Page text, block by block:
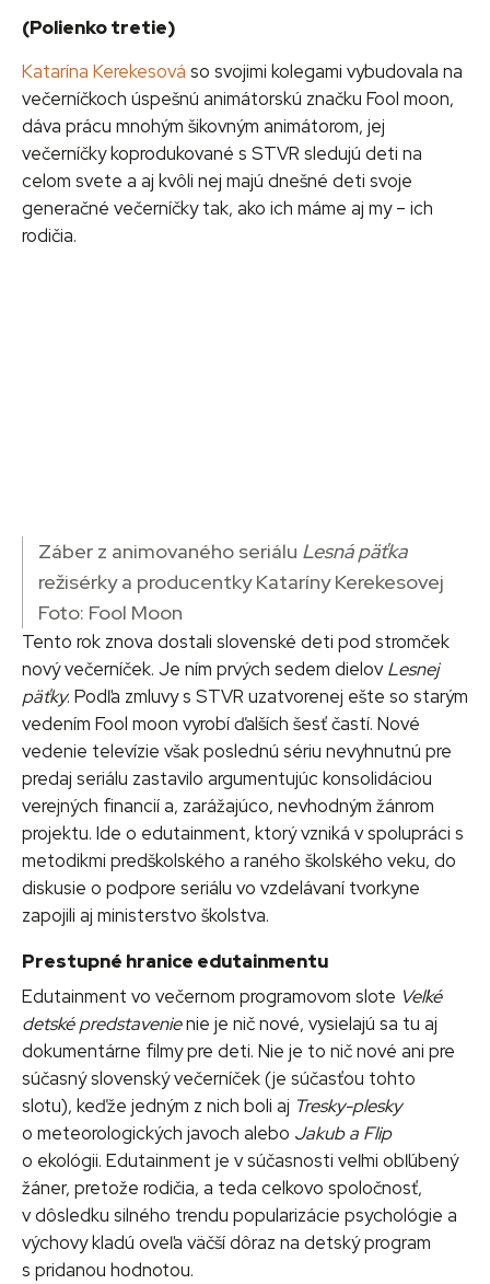
(Polienko tretie)
Katarína Kerekesová so svojimi kolegami vybudovala na
večerníčkoch úspešnú animátorskú značku Fool moon,
dáva prácu mnohým šikovným animátorom, jej
večerníčky koprodukované s STVR sledujú deti na
celom svete a aj kvôli nej majú dnešné deti svoje
generačné večerníčky tak, ako ich máme aj my – ich
rodičia.
Záber z animovaného seriálu Lesná päťka
režisérky a producentky Kataríny Kerekesovej
Foto: Fool Moon
Tento rok znova dostali slovenské deti pod stromček
nový večerníček. Je ním prvých sedem dielovLesnej
päťky. Podľa zmluvy s STVR uzatvorenej ešte so starým
vedením Fool moon vyrobí ďalších šesť častí. Nové
vedenie televízie však poslednú sériu nevyhnutnú pre
predaj seriálu zastavilo argumentujúc konsolidáciou
verejných financií a, zarážajúco, nevhodným žánrom
projektu. Ide o edutainment, ktorý vzniká v spolupráci s
metodikmi predškolského a raného školského veku, do
diskusie o podpore seriálu vo vzdelávaní tvorkyne
zapojili aj ministerstvo školstva.
Prestupné hranice edutainmentu
Edutainment vo večernom programovom slote Veľké
detské predstavenienie je nič nové, vysielajú sa tu aj
dokumentárne filmy pre deti. Nie je to nič nové ani pre
súčasný slovenský večerníček (je súčasťou tohto
slotu), keďže jedným z nich boli aj Tresky-plesky
o meteorologických javoch alebo Jakub a Flip
o ekológii. Edutainment je v súčasnosti veľmi obľúbený
žáner, pretože rodičia, a teda celkovo spoločnosť,
v dôsledku silného trendu popularizácie psychológie a
výchovy kladú oveľa väčší dôraz na detský program
s pridanou hodnotou.